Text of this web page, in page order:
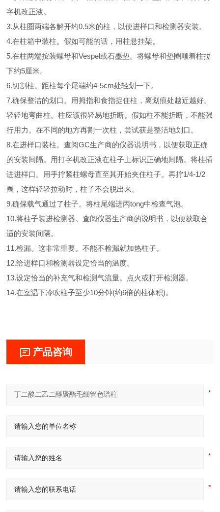
字机改正液。
3.从柱圈两端各解开约0.5米的柱，以便进样口和检测器安装。
4.在柱箱中装柱。假如可能的话，用柱悬挂架。
5.在柱两端按装螺母和Vespel或石墨垫。将螺母和垫圈顺着柱拉
下约5厘米。
6.切割柱。距柱每个尾端约4-5cm处轻划一下。
7.确保整洁的划口。用拇指和食指捉住柱，离划痕处越近越好。
轻轻地弯曲柱。柱应该很轻易地折断。假如柱不能折断，不能强
行用力。在不同的地方再割一次柱，尝试获是整洁地划口。
8.在进样口装柱。查阅GC生产商的仪器说明书，以便获取正确
的安装间隔。用打字机改正液在柱子上标识正确地间隔。将柱插
进进样口。用手拧紧柱螺母直至其开始夹住柱子。再拧1/4-1/2
圈，这样轻轻拉动时，柱子不会脱出来。
9.确保载气通过了柱子。将柱尾端进丙tong中检查气泡。
10.将柱子装进检测器。查阅仪器生产商的说明书，以便获取合
适的安装间隔。
11.检漏。这非常重要。不能不检漏就加热柱子。
12.给进样口和检测器设定恰当的温度。
13.设定恰当的补充气和检测气流量。点火或打开检测器。
14.在室温下冷吹柱子至少10分钟(约6倍的柱体积)。
产品咨询